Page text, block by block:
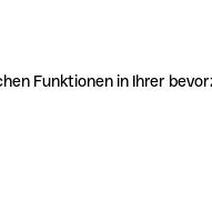
Funktionen in Ihrer